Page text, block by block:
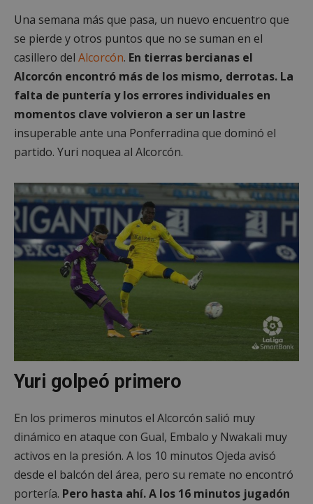
Una semana más que pasa, un nuevo encuentro que
se pierde y otros puntos que no se suman en el
casillero del Alcorcón. En tierras bercianas el
Alcorcón encontró más de los mismo, derrotas. La
falta de puntería y los errores individuales en
momentos clave volvieron a ser un lastre
insuperable ante una Ponferradina que dominó el
partido. Yuri noquea al Alcorcón.
Yuri golpeó primero
En los primeros minutos el Alcorcón salió muy
dinámico en ataque con Gual, Embalo y Nwakali muy
activos en la presión. A los 10 minutos Ojeda avisó
desde el balcón del área, pero su remate no encontró
portería. Pero hasta ahí. A los 16 minutos jugadón